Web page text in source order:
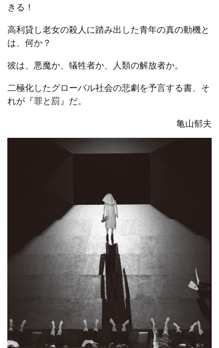
きる！
高利貸し老女の殺人に踏み出した青年の真の動機と
は、何か？
彼は、悪魔か、犠牲者か、人類の解放者か。
二極化したグローバル社会の悲劇を予言する書、そ
れが『罪と罰』だ。
亀山郁夫